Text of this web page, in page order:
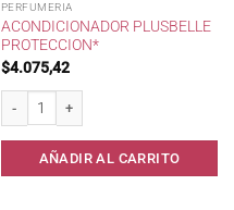
PERFUMERIA
ACONDICIONADOR PLUSBELLE
PROTECCION*
$4.075,42
AÑADIR AL CARRITO